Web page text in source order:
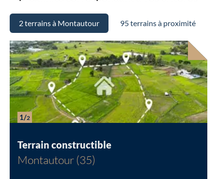
2 terrains à Montautour 95 terrains à proximité
1/2
Terrain constructible
Montautour (35)